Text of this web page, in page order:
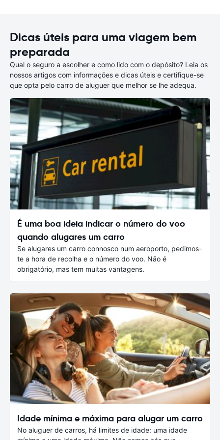
Dicas úteis para uma viagem bem
preparada
Qual o seguro a escolher e como lido com o depósito? Leia os
nossos artigos com informações e dicas úteis e certifique-se
que opta pelo carro de aluguer que melhor se lhe adequa.
É uma boa ideia indicar o número do voo
quando alugares um carro
Se alugares um carro connosco num aeroporto, pedimos-
te a hora de recolha e o número do voo. Não é
obrigatório, mas tem muitas vantagens.
Idade mínima e máxima para alugar um carro
No aluguer de carros, há limites de idade: uma idade